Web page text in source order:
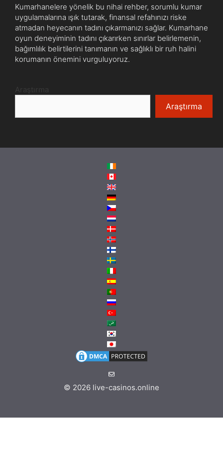
Kumarhanelere yönelik bu nihai rehber, sorumlu kumar
uygulamalarına ışık tutarak, finansal refahınızı riske
atmadan heyecanın tadını çıkarmanızı sağlar. Kumarhane
oyun deneyiminin tadını çıkarırken sınırlar belirlemenin,
bağımlılık belirtilerini tanımanın ve sağlıklı bir ruh halini
korumanın önemini vurguluyoruz.
Araştırma
Araştırma
© 2026 live-casinos.online